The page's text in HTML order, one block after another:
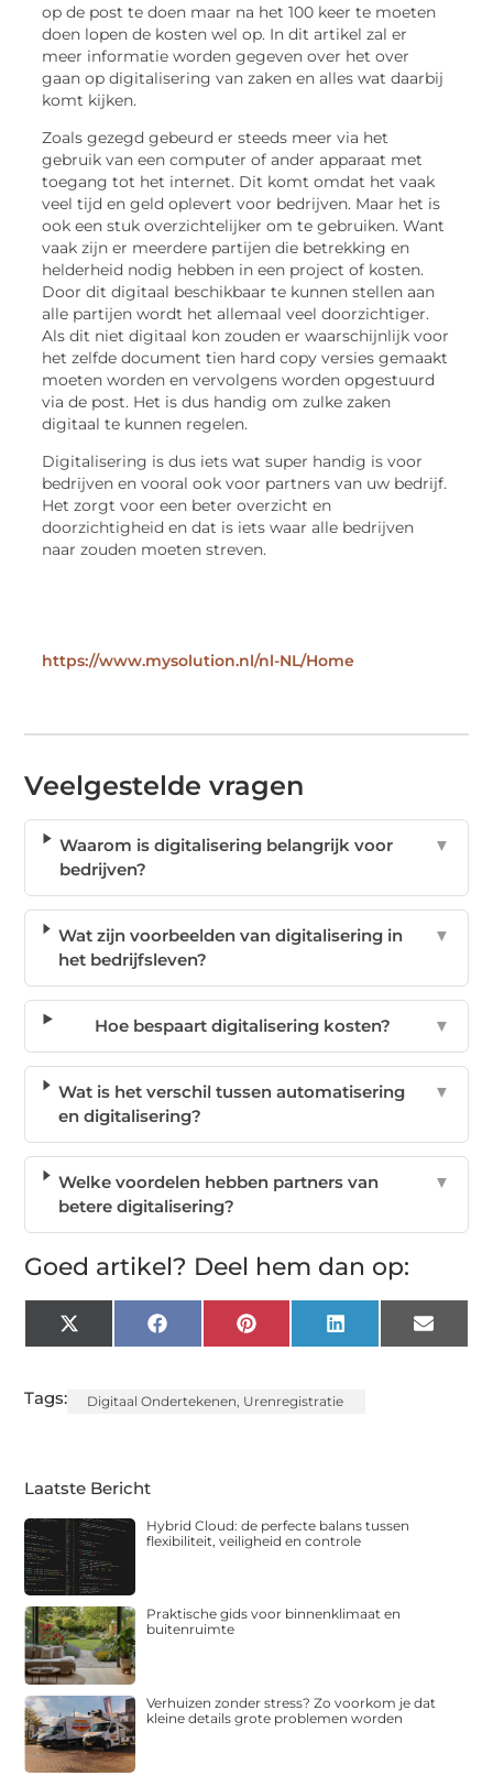
op de post te doen maar na het 100 keer te moeten
doen lopen de kosten wel op. In dit artikel zal er
meer informatie worden gegeven over het over
gaan op digitalisering van zaken en alles wat daarbij
komt kijken.
Zoals gezegd gebeurd er steeds meer via het
gebruik van een computer of ander apparaat met
toegang tot het internet. Dit komt omdat het vaak
veel tijd en geld oplevert voor bedrijven. Maar het is
ook een stuk overzichtelijker om te gebruiken. Want
vaak zijn er meerdere partijen die betrekking en
helderheid nodig hebben in een project of kosten.
Door dit digitaal beschikbaar te kunnen stellen aan
alle partijen wordt het allemaal veel doorzichtiger.
Als dit niet digitaal kon zouden er waarschijnlijk voor
het zelfde document tien hard copy versies gemaakt
moeten worden en vervolgens worden opgestuurd
via de post. Het is dus handig om zulke zaken
digitaal te kunnen regelen.
Digitalisering is dus iets wat super handig is voor
bedrijven en vooral ook voor partners van uw bedrijf.
Het zorgt voor een beter overzicht en
doorzichtigheid en dat is iets waar alle bedrijven
naar zouden moeten streven.
https://www.mysolution.nl/nl-NL/Home
Veelgestelde vragen
Waarom is digitalisering belangrijk voor
bedrijven?
▼
Wat zijn voorbeelden van digitalisering in
het bedrijfsleven?
▼
Hoe bespaart digitalisering kosten? ▼
Wat is het verschil tussen automatisering
en digitalisering?
▼
Welke voordelen hebben partners van
betere digitalisering?
▼
Goed artikel? Deel hem dan op:
X
(Twitter)
FacebookPinterest LinkedIn Email
Tags: Digitaal Ondertekenen Urenregistratie
Laatste Bericht
Hybrid Cloud: de perfecte balans tussen
flexibiliteit, veiligheid en controle
Praktische gids voor binnenklimaat en
buitenruimte
Verhuizen zonder stress? Zo voorkom je dat
kleine details grote problemen worden